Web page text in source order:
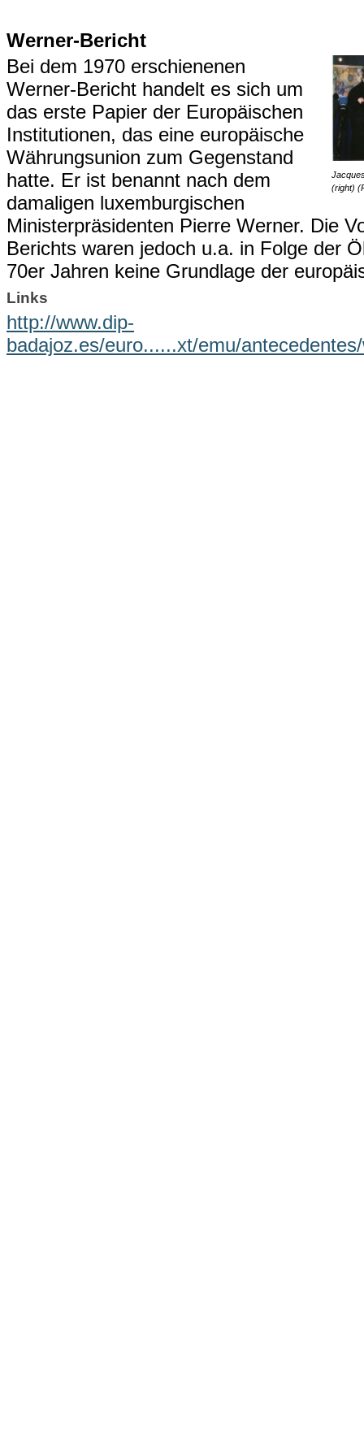
Werner-Bericht
(right)
Bei dem 1970 erschienenen
Werner-Bericht handelt es sich um
das erste Papier der Europäischen
Institutionen, das eine europäische
Währungsunion zum Gegenstand
hatte. Er ist benannt nach dem
damaligen luxemburgischen
Ministerpräsidenten Pierre Werner. Die
Berichts waren jedoch u.a. in Folge der
70er Jahren keine Grundlage der
Links
http://www.dip-
badajoz.es/euro......xt/emu/